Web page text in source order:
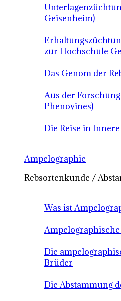
Geisenheim)
zur Hochschule
Das Genom der
Aus der
Phenovines)
Die Reise in Innere
Ampelographie
Rebsortenkunde /
Was ist
Die
Brüder
Die Abstammung